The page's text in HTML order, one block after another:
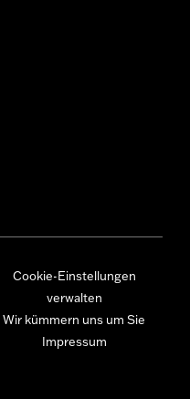
Cookie-Einstellungen
verwalten
Wir kümmern uns um Sie
Impressum